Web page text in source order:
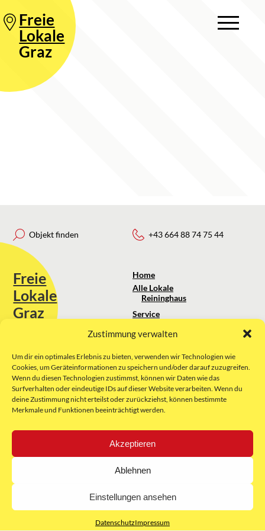
Zustimmung verwalten
Um dir ein optimales Erlebnis zu bieten, verwenden wir Technologien wie
Cookies, um Geräteinformationen zu speichern und/oder darauf zuzugreifen.
Wenn du diesen Technologien zustimmst, können wir Daten wie das
Surfverhalten oder eindeutige IDs auf dieser Website verarbeiten. Wenn du
deine Zustimmung nicht erteilst oder zurückziehst, können bestimmte
Merkmale und Funktionen beeinträchtigt werden.
Akzeptieren
Ablehnen
Einstellungen ansehen
DatenschutzImpressum
Freie
Lokale
Graz
Objekt finden
Freie
Lokale
Graz
Sie erreichen uns unter:
kontakt@freielokale-graz.at
Website by Rubikon Werbeagentur
GmbH
+43 664 88 74 75 44
Home
Alle Lokale
Reininghaus
Service
Über uns
Impressum
AGB
Datenschutz
E-Mail